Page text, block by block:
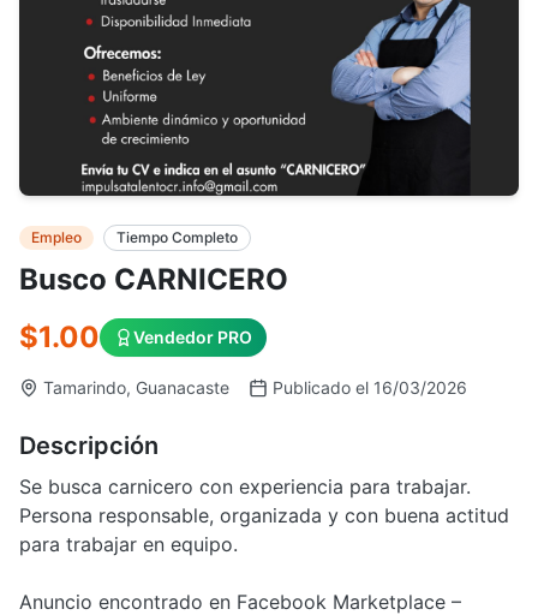
Busco CARNICERO
Empleo Tiempo Completo
$1.00 Vendedor PRO
Tamarindo, Guanacaste Publicado el 16/03/2026
Descripción
Se busca carnicero con experiencia para trabajar.
Persona responsable, organizada y con buena actitud
para trabajar en equipo.
Anuncio encontrado en Facebook Marketplace –